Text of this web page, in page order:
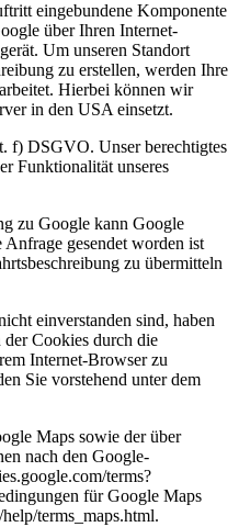
eingebundene Komponente
über Ihren Internet-
Um unseren Standort
zu erstellen, werden Ihre
Hierbei können wir
in den USA einsetzt.
f) DSGVO. Unser berechtigtes
Funktionalität unseres
zu Google kann Google
gesendet worden ist
zu übermitteln
einverstanden sind, haben
Cookies durch die
Internet-Browser zu
Sie vorstehend unter dem
Maps sowie der über
nach den Google-
terms?
für Google Maps
terms_maps.html.